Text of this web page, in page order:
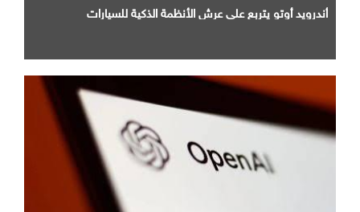
أندرويد أوتو يتربع علي عرش الأنظمة الذكية للسيارات